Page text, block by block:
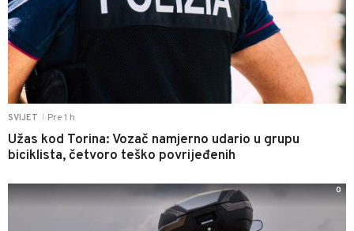
SVIJET Pre 1 h
Užas kod Torina: Vozač namjerno udario u grupu
biciklista, četvoro teško povrijeđenih
0